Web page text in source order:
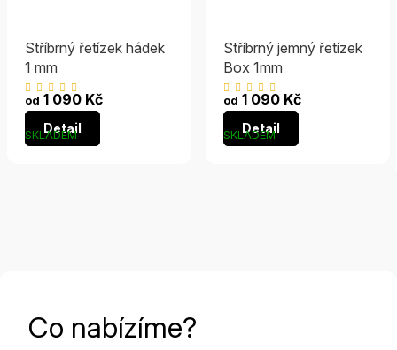
Stříbrný řetízek hádek
1 mm
Průměrné
hodnocení
je
SKLADEM
od 1 090 Kč
Detail
Stříbrný jemný řetízek
Box 1mm
Průměrné
hodnocení
je
SKLADEM
od 1 090 Kč
Detail
Co nabízíme?